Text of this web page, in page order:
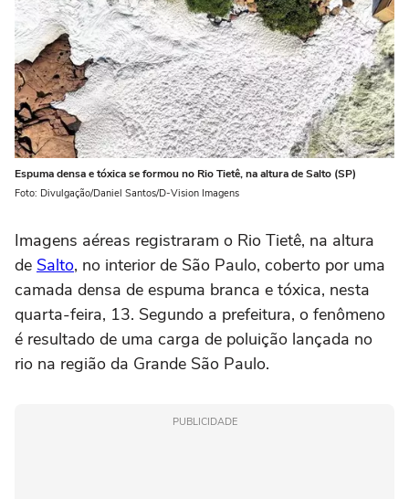
Espuma densa e tóxica se formou no Rio Tietê, na altura de Salto (SP)
Foto: Divulgação/Daniel Santos/D-Vision Imagens
Imagens aéreas registraram o Rio Tietê, na altura
de Salto, no interior de São Paulo, coberto por uma
camada densa de espuma branca e tóxica, nesta
quarta-feira, 13. Segundo a prefeitura, o fenômeno
é resultado de uma carga de poluição lançada no
rio na região da Grande São Paulo.
PUBLICIDADE